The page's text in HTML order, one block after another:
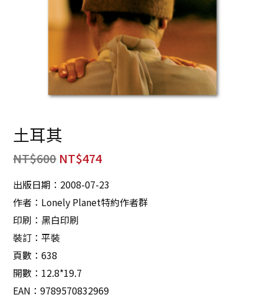
土耳其
NT$600 NT$474
出版日期：2008-07-23
作者：Lonely Planet特約作者群
印刷：黑白印刷
裝訂：平裝
頁數：638
開數：12.8*19.7
EAN：9789570832969